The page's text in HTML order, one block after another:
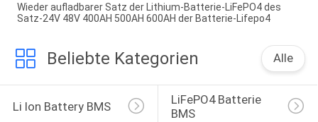
Wieder aufladbarer Satz der Lithium-Batterie-LiFePO4 des
Satz-24V 48V 400AH 500AH 600AH der Batterie-Lifepo4
Beliebte Kategorien Alle
Li Ion Battery BMS
LiFePO4 Batterie
BMS